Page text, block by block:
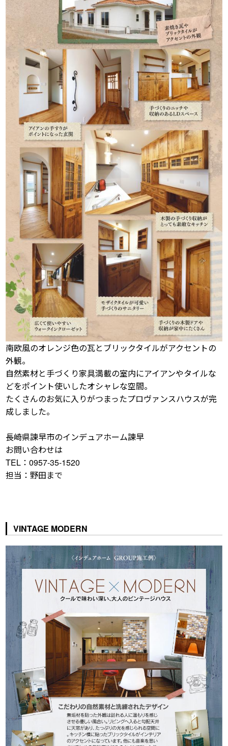
南欧風のオレンジ色の瓦とブリックタイルがアクセントの
外観。
自然素材と手づくり家具満載の室内にアイアンやタイルな
どをポイント使いしたオシャレな空間。
たくさんのお気に入りがつまったプロヴァンスハウスが完
成しました。
長崎県諫早市のインデュアホーム諫早
お問い合わせは
TEL：0957-35-1520
担当：野田まで
VINTAGE MODERN